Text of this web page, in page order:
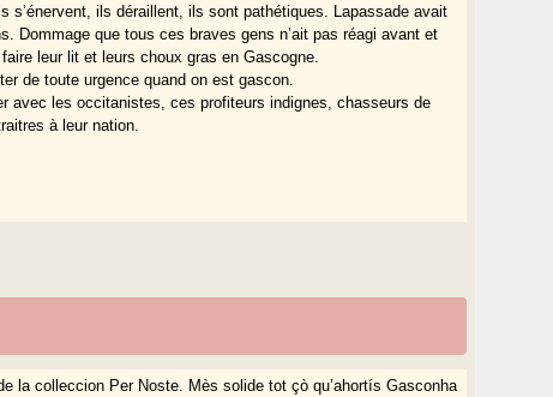
ils déraillent, ils sont pathétiques. Lapassade avait
Dommage que tous ces braves gens n’ait pas réagi avant et
leur lit et leurs choux gras en Gascogne.
de toute urgence quand on est gascon.
avec les occitanistes, ces profiteurs indignes, chasseurs de
à leur nation.
la colleccion Per Noste. Mès solide tot çò qu’ahortís Gasconha